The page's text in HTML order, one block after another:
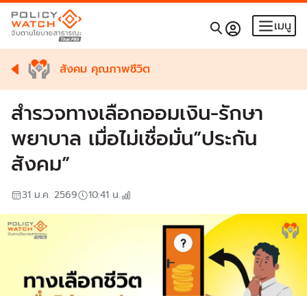
เมนู
สังคม คุณภาพชีวิต
สำรวจทางเลือกออมเงิน-รักษา
พยาบาล เมื่อไม่เชื่อมั่น”ประกัน
สังคม”
31 ม.ค. 2569 10:41 น.